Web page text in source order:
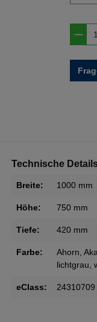
Technische
Breite: 1000 mm
Höhe: 750 mm
Tiefe: 420 mm
Farbe: Ahorn,
lichtgrau,
eClass: 24310709